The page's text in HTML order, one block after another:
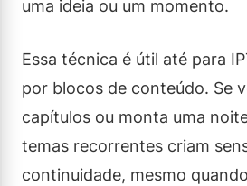
uma ideia ou um momento.
Essa técnica é útil até para
por blocos de conteúdo. Se
capítulos ou monta uma
temas recorrentes criam
continuidade, mesmo